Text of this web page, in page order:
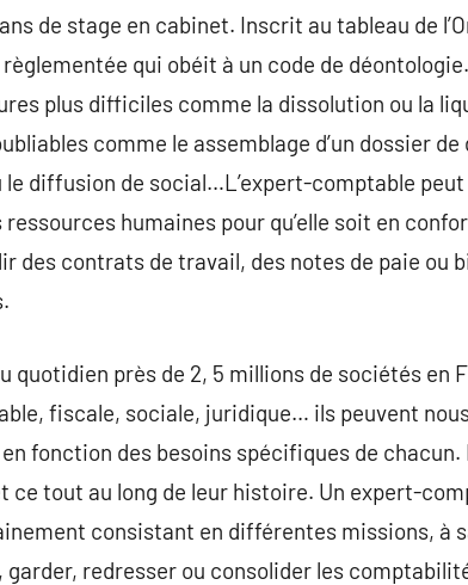
de stage en cabinet. Inscrit au tableau de
qui obéit à un code de
plus difficiles comme la dissolution ou la
comme le assemblage d’un dossier de
diffusion de social…L’expert-comptable
humaines pour qu’elle soit en
des contrats de travail, des notes de paie ou
quotidien près de 2, 5 millions de sociétés en
fiscale, sociale, juridique… ils peuvent
fonction des besoins spécifiques de chacun.
ce tout au long de leur histoire. Un expert-
consistant en différentes missions, à
redresser ou consolider les